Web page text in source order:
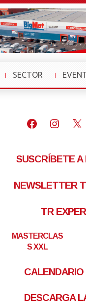
SECTOR
»
Facebook
X
SUSCRÍBETE A
NEWSLETTER
TR
MASTERCLAS
S XXL
DESCARGA